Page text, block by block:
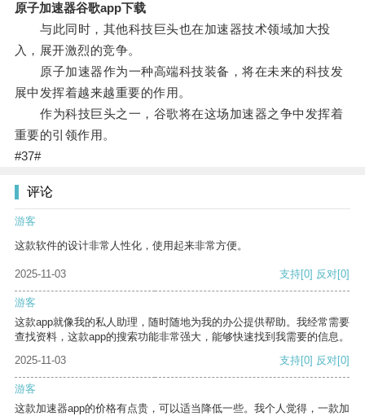
原子加速器谷歌app下载
与此同时，其他科技巨头也在加速器技术领域加大投
入，展开激烈的竞争。
原子加速器作为一种高端科技装备，将在未来的科技发
展中发挥着越来越重要的作用。
作为科技巨头之一，谷歌将在这场加速器之争中发挥着
重要的引领作用。
#37#
评论
游客
这款软件的设计非常人性化，使用起来非常方便。
2025-11-03 支持[0] 反对[0]
游客
这款app就像我的私人助理，随时随地为我的办公提供帮助。我经常需要
查找资料，这款app的搜索功能非常强大，能够快速找到我需要的信息。
2025-11-03
支持[0] 反对[0]
游客
这款加速器app的价格有点贵，可以适当降低一些。我个人觉得，一款加